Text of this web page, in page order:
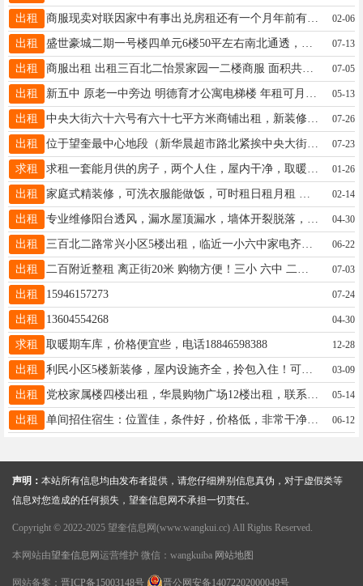
出租 商服现卖对联因家中有事出兑房租还有一个月年前有想卖对联的可以联系电话:13845537131 02-06
出租 07-13
出租 商服出租 出租三百北二怡景家园一二楼商服 面积共156平方 电话: 16646595517 07-05
出租 05-13
出租 中央大街六十六号有六十七平方米商铺出租，新装修，纯一楼，13904857898 07-26
出租 位于望奎最中心地段（新华晨超市路北紧挨中央大街）三室一厅81平。改造后的小区干净整洁，人口少管理优，室内宽敞明亮，家具家电齐全拎包入住，价格优惠。电话15636630101 07-23
求租 01-26
出租 02-14
出租 04-30
出租 06-22
出租 07-03
出租 15946157273 07-24
出租 13604554268 04-30
求租 取暖期车库，价格便宜些，电话18846598388 12-28
出租 03-09
出租 05-14
出租 单间招住宿生：位置佳，条件好，价格低，非常干净舒适，有家的感觉！电话13214550605 06-12
声明： 本站所有信息均由发布者提供，请您仔细辨别信息真伪，对于虚假类等
信息对您造成的任何损失，望奎信息网不承担一切责任。
Copyright © 2022-2025 望奎信息网(www.wangkui.cc) All Rights Reserved.
本网站由望奎信息网 运营维护 微信：wangkuiba 网站地图
网站备案： 晋ICP备15003148号 晋公网安备14072202000049号